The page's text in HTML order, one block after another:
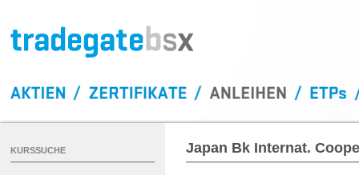
Japan Bk Internat.
KURSSUCHE